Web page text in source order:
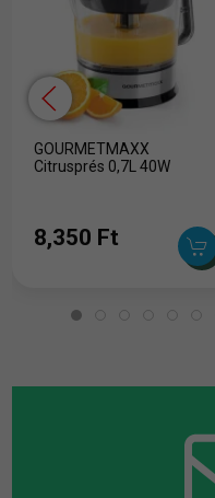
GOURMETMAXX
Citrusprés 0,7L 40W
8,350 Ft